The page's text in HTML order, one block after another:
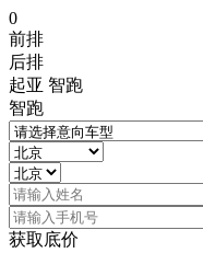
0
前排
后排
起亚 智跑
智跑
获取底价